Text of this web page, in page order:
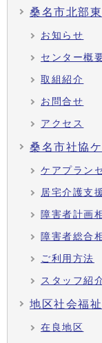
桑名市北部
お知らせ
センター概
取組紹介
お問合せ
アクセス
桑名市社協
ケアプラン
居宅介護支
障害者計画
障害者総合
ご利用方法
スタッフ紹
地区社会福
在良地区